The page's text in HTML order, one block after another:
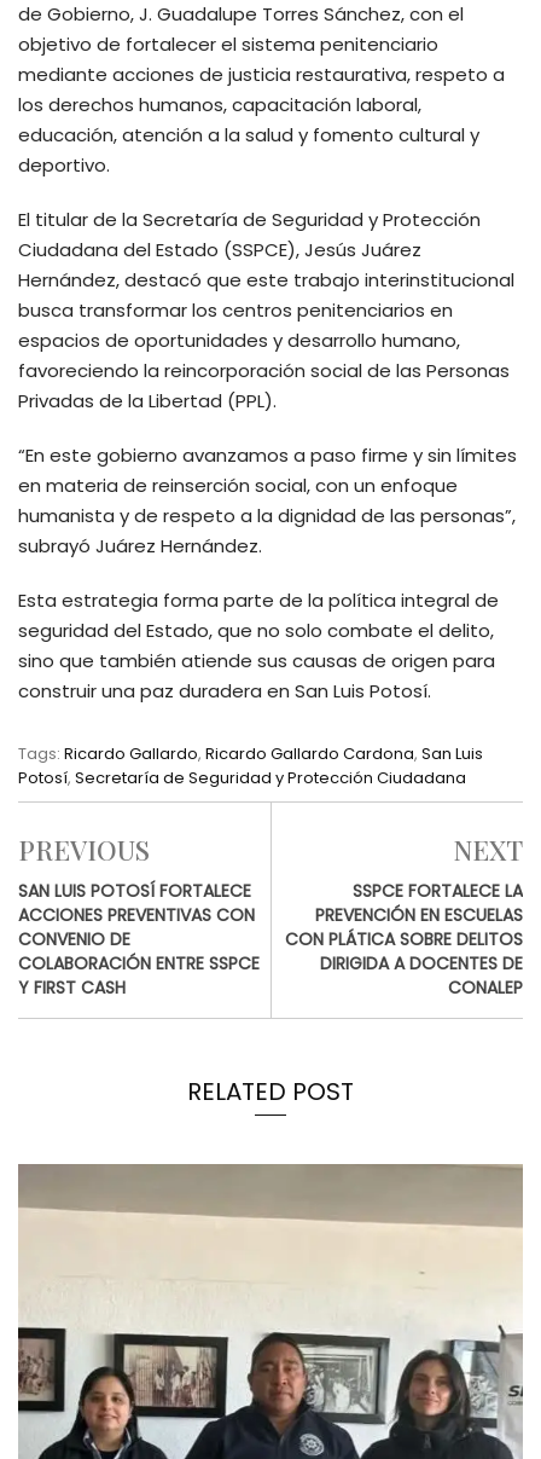
de Gobierno, J. Guadalupe Torres Sánchez, con el
objetivo de fortalecer el sistema penitenciario
mediante acciones de justicia restaurativa, respeto a
los derechos humanos, capacitación laboral,
educación, atención a la salud y fomento cultural y
deportivo.
El titular de la Secretaría de Seguridad y Protección
Ciudadana del Estado (SSPCE), Jesús Juárez
Hernández, destacó que este trabajo interinstitucional
busca transformar los centros penitenciarios en
espacios de oportunidades y desarrollo humano,
favoreciendo la reincorporación social de las Personas
Privadas de la Libertad (PPL).
“En este gobierno avanzamos a paso firme y sin límites
en materia de reinserción social, con un enfoque
humanista y de respeto a la dignidad de las personas”,
subrayó Juárez Hernández.
Esta estrategia forma parte de la política integral de
seguridad del Estado, que no solo combate el delito,
sino que también atiende sus causas de origen para
construir una paz duradera en San Luis Potosí.
Tags: Ricardo Gallardo, Ricardo Gallardo Cardona, San Luis
Potosí, Secretaría de Seguridad y Protección Ciudadana
PREVIOUS
SAN LUIS POTOSÍ FORTALECE
ACCIONES PREVENTIVAS CON
CONVENIO DE
COLABORACIÓN ENTRE SSPCE
Y FIRST CASH
NEXT
SSPCE FORTALECE LA
PREVENCIÓN EN ESCUELAS
CON PLÁTICA SOBRE DELITOS
DIRIGIDA A DOCENTES DE
CONALEP
RELATED POST